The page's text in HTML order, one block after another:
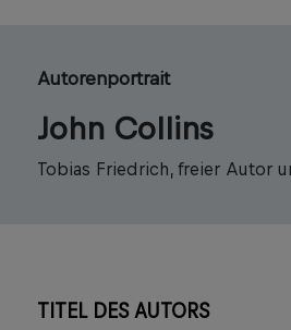
Autorenportrait
John Collins
Tobias Friedrich, freier Autor
TITEL DES AUTORS